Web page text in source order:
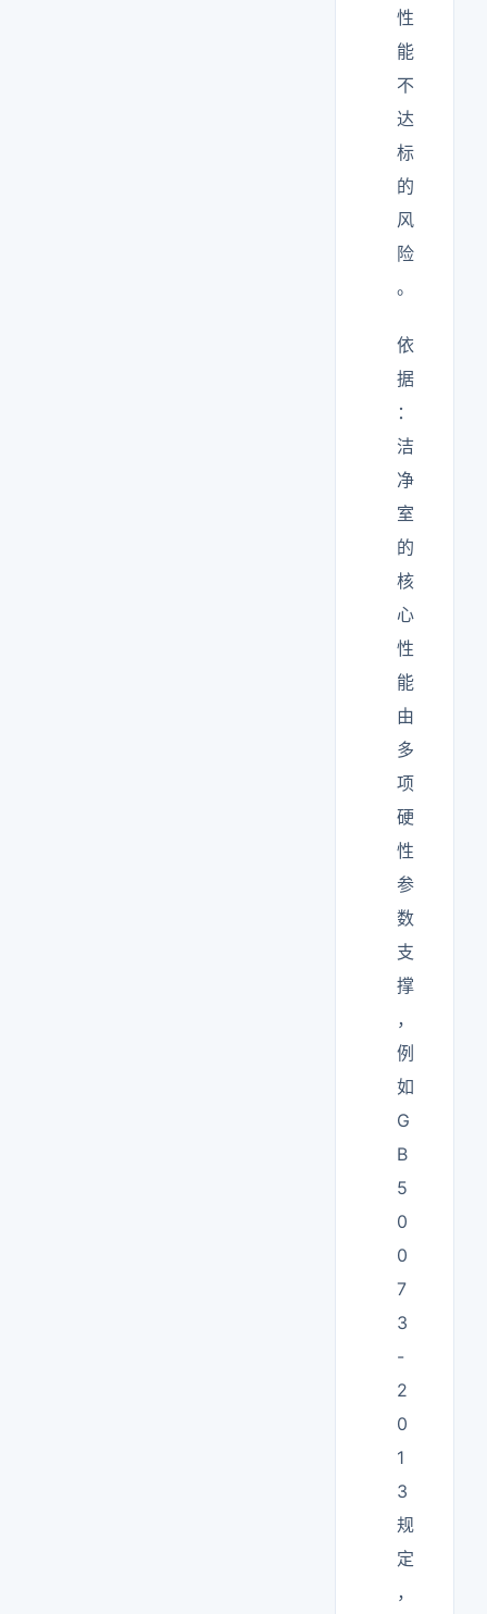
性
能
不
达
标
的
风
险
。
依
据
：
洁
净
室
的
核
心
性
能
由
多
项
硬
性
参
数
支
撑
，
例
如
G
B
5
0
0
7
3
-
2
0
1
3
规
定
，